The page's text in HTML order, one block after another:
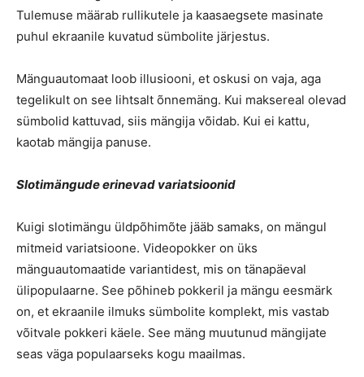
Tulemuse määrab rullikutele ja kaasaegsete masinate
puhul ekraanile kuvatud sümbolite järjestus.
Mänguautomaat loob illusiooni, et oskusi on vaja, aga
tegelikult on see lihtsalt õnnemäng. Kui maksereal olevad
sümbolid kattuvad, siis mängija võidab. Kui ei kattu,
kaotab mängija panuse.
Slotimängude erinevad variatsioonid
Kuigi slotimängu üldpõhimõte jääb samaks, on mängul
mitmeid variatsioone. Videopokker on üks
mänguautomaatide variantidest, mis on tänapäeval
ülipopulaarne. See põhineb pokkeril ja mängu eesmärk
on, et ekraanile ilmuks sümbolite komplekt, mis vastab
võitvale pokkeri käele. See mäng muutunud mängijate
seas väga populaarseks kogu maailmas.